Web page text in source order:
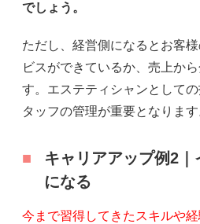
でしょう。
ただし、経営側になるとお客
ビスができているか、売上か
す。エステティシャンとして
タッフの管理が重要となります
キャリアアップ例2
になる
今まで習得してきたスキルや